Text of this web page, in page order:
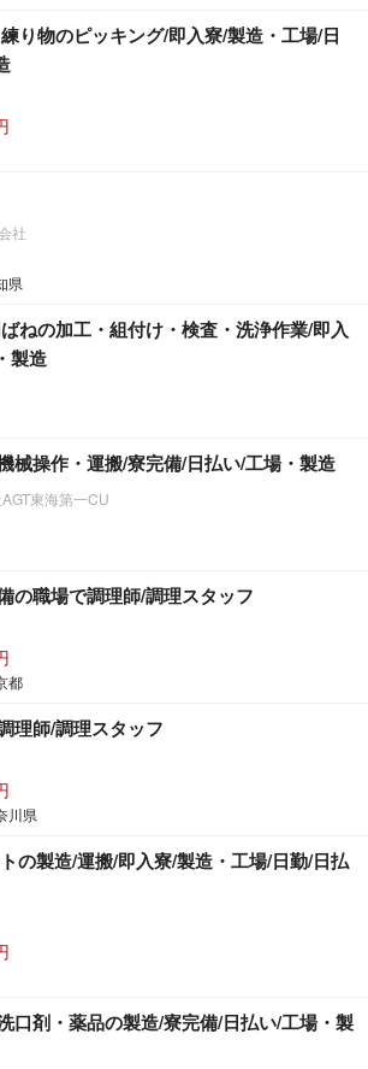
り物のピッキング/即入寮/製造・工場/日
社
県
ばねの加工・組付け・検査・洗浄作業/即入
製造
械操作・運搬/寮完備/日払い/工場・製造
東海第一CU
の職場で調理師/調理スタッフ
都
理師/調理スタッフ
川県
の製造/運搬/即入寮/製造・工場/日勤/日払
口剤・薬品の製造/寮完備/日払い/工場・製